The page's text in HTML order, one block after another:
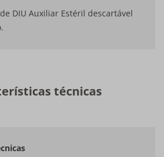
DIU Auxiliar Estéril descartável
técnicas